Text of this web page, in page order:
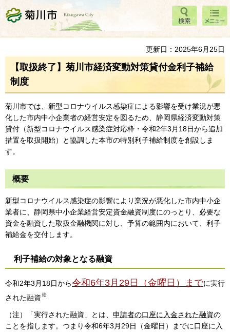
菊川市 検索
メニ
ュー
更新日：2025年6月25日
【取扱終了】菊川市経済変動対策貸付金利子補給
制度
菊川市では、新型コロナウイルス感染症による影響を受け業況が悪
化した市内中小企業者の経営安定を図るため、静岡県経済変動対策
貸付（新型コロナウイルス感染症対応枠・令和2年3月18日から追加
措置を取扱開始）と協調した本市の特別利子補給制度を創設しま
す。
概要
新型コロナウイルス感染症の影響により業況が悪化した市内中小企
業者に、静岡県中小企業経営安定資金融資制度にのっとり、必要な
資金を融資した取扱金融機関に対し、予算の範囲内において、利子
補給金を交付します。
利子補給の対象となる融資
令和2年3月18日から令和6年3月29日（金曜日）までに実行
された融資※
（注）「実行された融資」とは、 申請者の口座に入金された融資の
ことを指します。つまり令和6年3月29日（金曜日）までに口座に入